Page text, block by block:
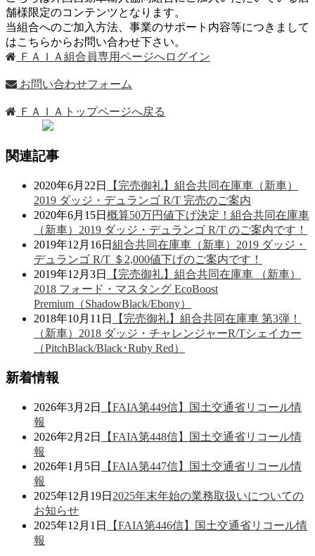
舗様限定のコンテンツとなります。
当組合へのご加入方法、事業のサポート内容等につきまして
はこちらからお問い合わせ下さい。
ＦＡＩＡ組合員専用ページへログイン
お問い合わせフォーム
ＦＡＩＡトップページへ戻る
関連記事
2020年6月22日
【完売御礼】組合共同在庫車（新車）
2019 ダッジ・デュランゴ R/T 完売のご案内
2020年6月15日 概算50万円値下げ決定！組合共同在庫車
（新車）2019 ダッジ・デュランゴ R/T のご案内です！
2019年12月16日 組合共同在庫車（新車）2019 ダッジ・
デュランゴ R/T ＄2,000値下げのご案内です！
2019年12月3日
【完売御礼】組合共同在庫車 （新車）
2018 フォード・マスタング EcoBoost
Premium（ShadowBlack/Ebony）
2018年10月11日
【完売御礼】組合共同在庫車 第3弾！
（新車）2018 ダッジ・チャレンジャーR/Tシェイカー
（PitchBlack/Black･Ruby Red）
新着情報
2026年3月2日
【FAIA第449信】国土交通省リコール情
報
2026年2月2日
【FAIA第448信】国土交通省リコール情
報
2026年1月5日
【FAIA第447信】国土交通省リコール情
報
2025年12月19日 2025年末年始の業務取扱いについての
お知らせ
2025年12月1日
【FAIA第446信】国土交通省リコール情
報